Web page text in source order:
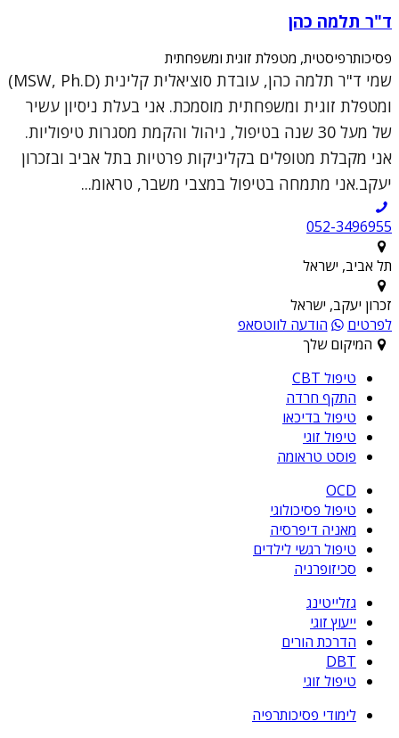
ד"ר תלמה כהן
פסיכותרפיסטית, מטפלת זוגית ומשפחתית
שמי ד"ר תלמה כהן, עובדת סוציאלית קלינית (MSW, Ph.D)
ומטפלת זוגית ומשפחתית מוסמכת. אני בעלת ניסיון עשיר
של מעל 30 שנה בטיפול, ניהול והקמת מסגרות טיפוליות.
אני מקבלת מטופלים בקליניקות פרטיות בתל אביב ובזכרון
יעקב.אני מתמחה בטיפול במצבי משבר, טראומ...
052-3496955
תל אביב, ישראל
זכרון יעקב, ישראל
לפרטים
הודעה לווטסאפ
המיקום שלך
טיפול CBT
התקף חרדה
טיפול בדיכאו
טיפול זוגי
פוסט טראומה
OCD
טיפול פסיכולוגי
מאניה דיפרסיה
טיפול רגשי לילדים
סכיזופרניה
גזלייטינג
ייעוץ זוגי
הדרכת הורים
DBT
טיפול זוגי
לימודי פסיכותרפיה